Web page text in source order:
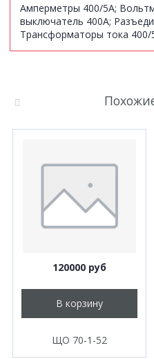
Амперметры 400/5А;
выключатель 400А;
Трансформаторы тока 400/
120000 руб
В корзину
ЩО 70-1-52